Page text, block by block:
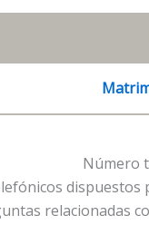
Número
relacionadas